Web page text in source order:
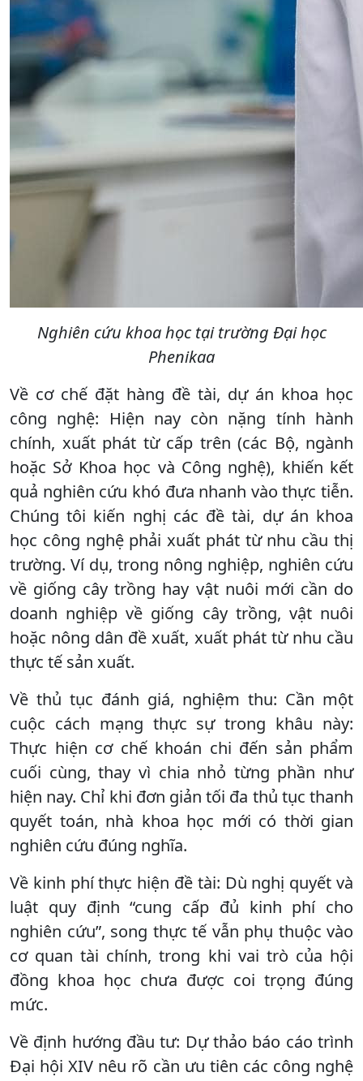
Nghiên cứu khoa học tại trường Đại học
Phenikaa
Về cơ chế đặt hàng đề tài, dự án khoa học
công nghệ: Hiện nay còn nặng tính hành
chính, xuất phát từ cấp trên (các Bộ, ngành
hoặc Sở Khoa học và Công nghệ), khiến kết
quả nghiên cứu khó đưa nhanh vào thực tiễn.
Chúng tôi kiến nghị các đề tài, dự án khoa
học công nghệ phải xuất phát từ nhu cầu thị
trường. Ví dụ, trong nông nghiệp, nghiên cứu
về giống cây trồng hay vật nuôi mới cần do
doanh nghiệp về giống cây trồng, vật nuôi
hoặc nông dân đề xuất, xuất phát từ nhu cầu
thực tế sản xuất.
Về thủ tục đánh giá, nghiệm thu: Cần một
cuộc cách mạng thực sự trong khâu này:
Thực hiện cơ chế khoán chi đến sản phẩm
cuối cùng, thay vì chia nhỏ từng phần như
hiện nay. Chỉ khi đơn giản tối đa thủ tục thanh
quyết toán, nhà khoa học mới có thời gian
nghiên cứu đúng nghĩa.
Về kinh phí thực hiện đề tài: Dù nghị quyết và
luật quy định “cung cấp đủ kinh phí cho
nghiên cứu”, song thực tế vẫn phụ thuộc vào
cơ quan tài chính, trong khi vai trò của hội
đồng khoa học chưa được coi trọng đúng
mức.
Về định hướng đầu tư: Dự thảo báo cáo trình
Đại hội XIV nêu rõ cần ưu tiên các công nghệ